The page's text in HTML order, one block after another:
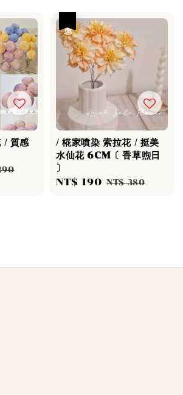
/ 質感
/ 椛家噴染 索拉花 / 挺美
水仙花 6CM〔 香草煦日
〕
Sale
NT$ 190 Regular
NT$ 380